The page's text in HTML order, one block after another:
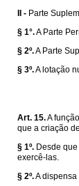
II - Parte
§ 1°.A Parte
§ 2º.A Parte
§ 3º.A lotação
Art. 15.A
que a criação
§ 1º. Desde
exercê-las.
§ 2º.A